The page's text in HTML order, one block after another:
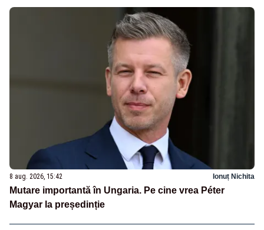
8 aug. 2026, 15:42 Ionuț Nichita
Mutare importantă în Ungaria. Pe cine vrea Péter
Magyar la președinție